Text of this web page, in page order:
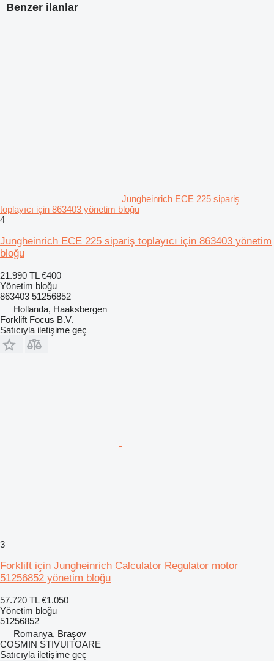
Benzer ilanlar
Jungheinrich ECE 225 sipariş
toplayıcı için 863403 yönetim bloğu
4
Jungheinrich ECE 225 sipariş toplayıcı için 863403 yönetim
bloğu
21.990 TL €400
Yönetim bloğu
863403 51256852
Hollanda, Haaksbergen
Forklift Focus B.V.
Satıcıyla iletişime geç
3
Forklift için Jungheinrich Calculator Regulator motor
51256852 yönetim bloğu
57.720 TL €1.050
Yönetim bloğu
51256852
Romanya, Braşov
COSMIN STIVUITOARE
Satıcıyla iletişime geç